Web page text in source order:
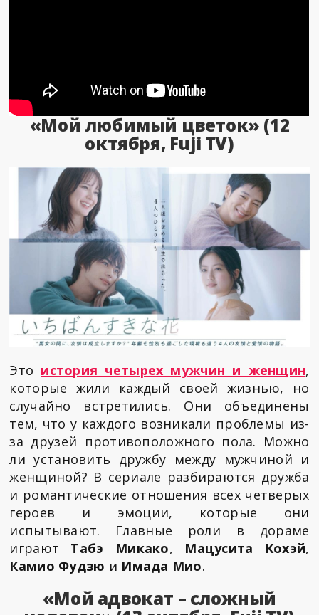
«Мой любимый цветок» (12
октября, Fuji TV)
Это история четырех мужчин и женщин,
которые жили каждый своей жизнью, но
случайно встретились. Они объединены
тем, что у каждого возникали проблемы из-
за друзей противоположного пола. Можно
ли установить дружбу между мужчиной и
женщиной? В сериале разбираются дружба
и романтические отношения всех четверых
героев и эмоции, которые они
испытывают. Главные роли в дораме
играют Табэ Микако, Мацусита Кохэй,
Камио Фудзю и Имада Мио.
«Мой адвокат – сложный